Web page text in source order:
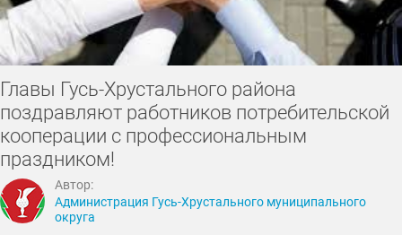
Главы Гусь-Хрустального района
поздравляют работников потребительской
кооперации с профессиональным
праздником!
Автор:
Администрация Гусь-Хрустального муниципального
округа